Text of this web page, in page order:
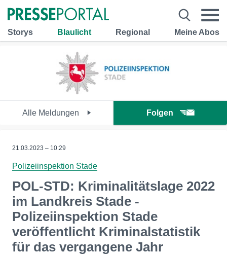
Storys Blaulicht Regional Meine Abos
Alle Meldungen Folgen
21.03.2023 – 10:29
Polizeiinspektion Stade
POL-STD: Kriminalitätslage 2022
im Landkreis Stade -
Polizeiinspektion Stade
veröffentlicht Kriminalstatistik
für das vergangene Jahr